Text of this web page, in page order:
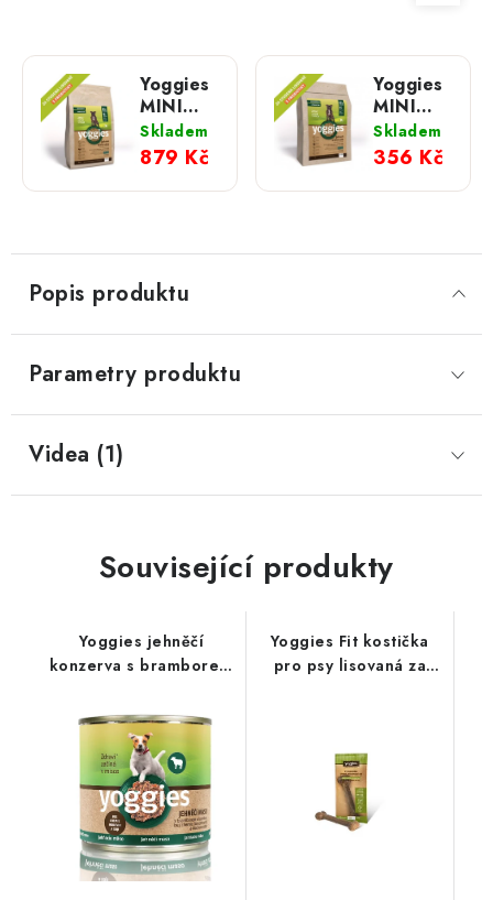
Yoggies
MINI
jehněčí
a bílá
ryba; 5
kg
Skladem
879 Kč
Yoggies
MINI
jehněčí
a bílá
ryba; 2
kg
Skladem
356 Kč
Popis produktu
Parametry produktu
Videa (1)
Související produkty
Yoggies jehněčí
konzerva s bramborem
Yoggies Fit kostička
pro psy lisovaná za